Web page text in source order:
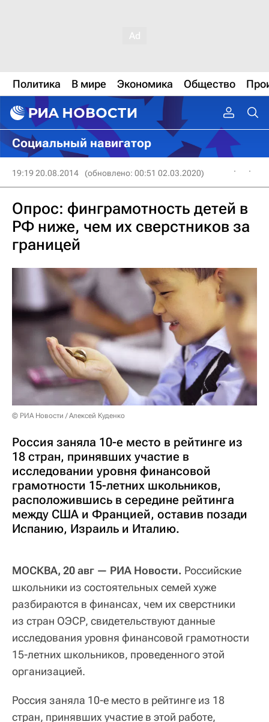
Политика В мире Экономика Общество
Социальный навигатор
19:19 20.08.2014 (обновлено: 00:51 02.03.2020)
Опрос: финграмотность детей в
РФ ниже, чем их сверстников за
границей
© РИА Новости / Алексей Куденко
Россия заняла 10-е место в рейтинге из
18 стран, принявших участие в
исследовании уровня финансовой
грамотности 15-летних школьников,
расположившись в середине рейтинга
между США и Францией, оставив позади
Испанию, Израиль и Италию.
МОСКВА, 20 авг — РИА Новости. Российские
школьники из состоятельных семей хуже
разбираются в финансах, чем их сверстники
из стран ОЭСР, свидетельствуют данные
исследования уровня финансовой грамотности
15-летних школьников, проведенного этой
организацией.
Россия заняла 10-е место в рейтинге из 18
стран, принявших участие в этой работе,